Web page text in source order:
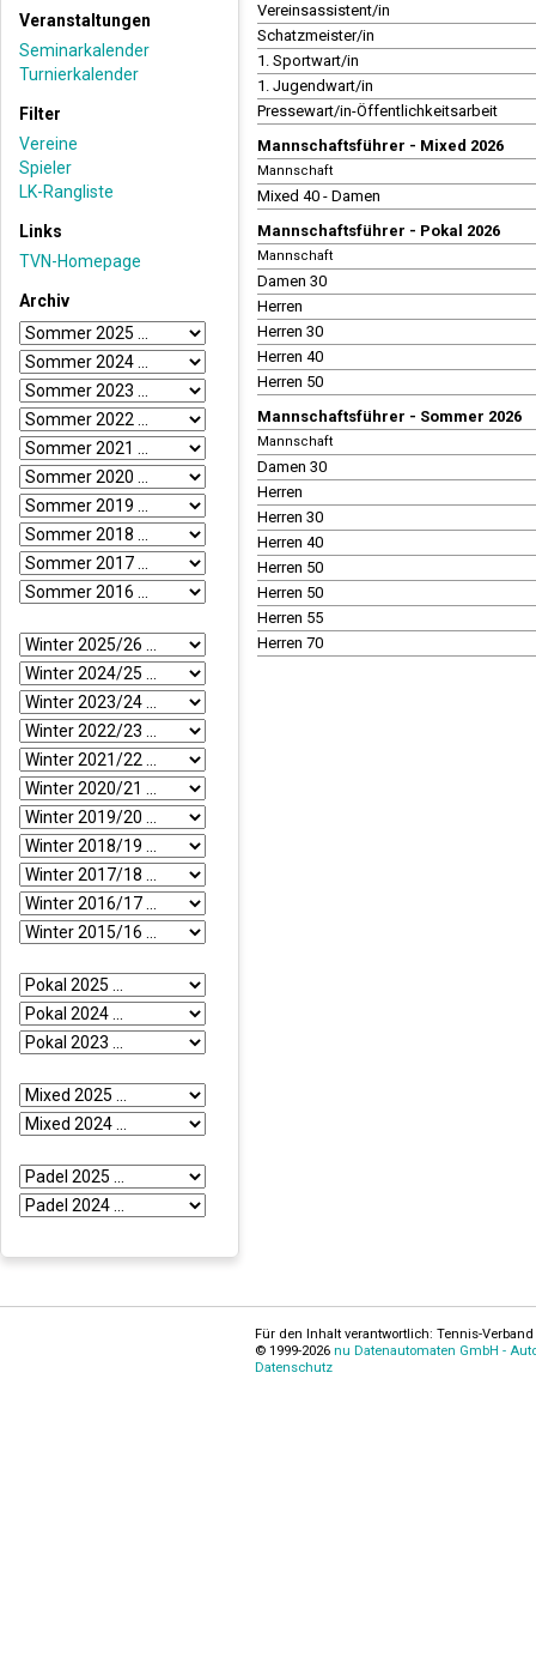
Veranstaltungen
Seminarkalender
Turnierkalender
Filter
Vereine
Spieler
LK-Rangliste
Links
TVN-Homepage
Archiv
Vereinsassistent/in
Schatzmeister/in
1. Sportwart/in
1. Jugendwart/in
Pressewart/in-Öffentlichkeitsarbeit
Mannschaftsführer - Mixed 2026
Mannschaft
Mixed 40 - Damen
Mannschaftsführer - Pokal 2026
Mannschaft
Damen 30
Herren
Herren 30
Herren 40
Herren 50
Mannschaftsführer - Sommer 2026
Mannschaft
Damen 30
Herren
Herren 30
Herren 40
Herren 50
Herren 50
Herren 55
Herren 70
Für den Inhalt verantwortlich: Tennis-
© 1999-2026 nu Datenautomaten GmbH -
Datenschutz